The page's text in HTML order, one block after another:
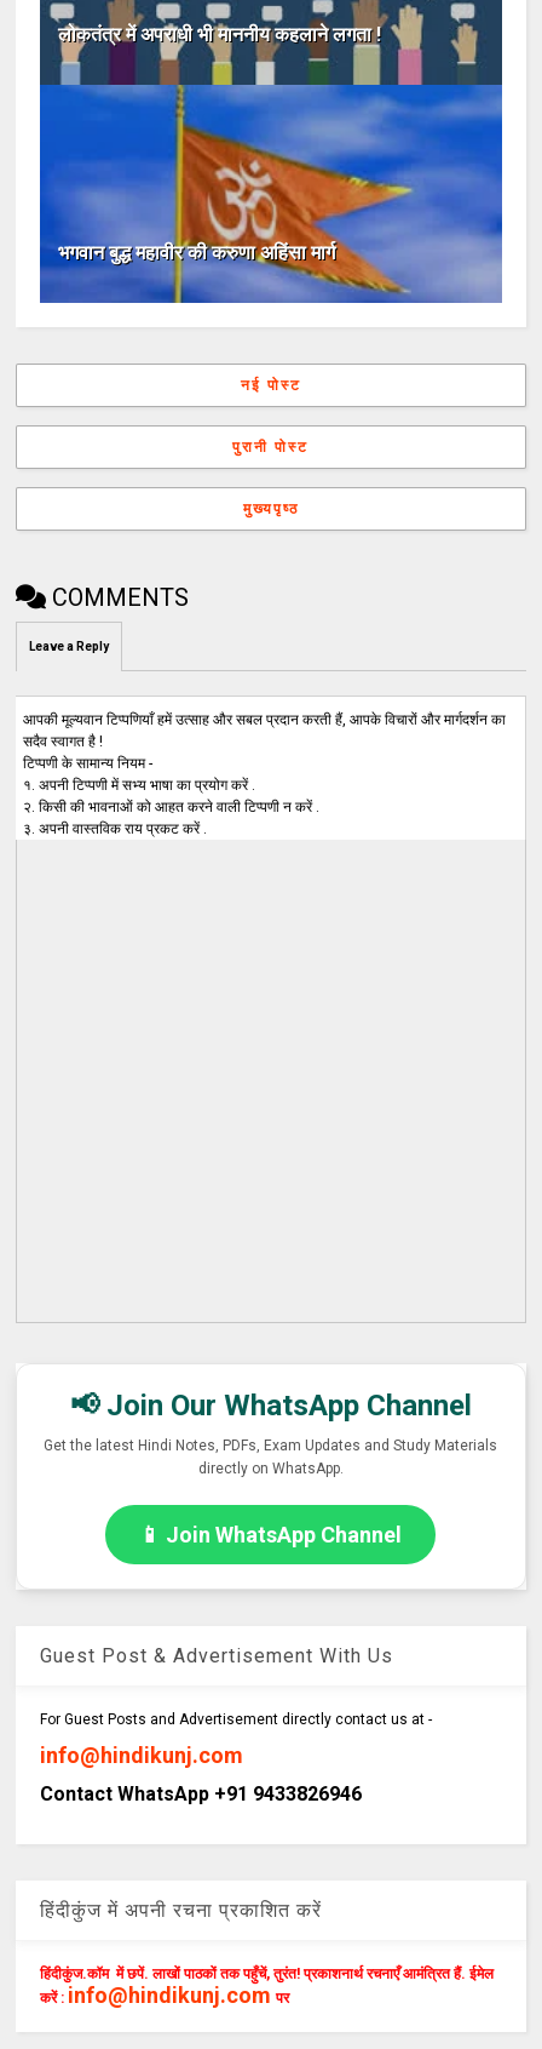
लोकतंत्र में अपराधी भी माननीय कहलाने लगता !
भगवान बुद्ध महावीर की करुणा अहिंसा मार्ग
नई पोस्ट
पुरानी पोस्ट
मुख्यपृष्ठ
COMMENTS
Leave a Reply
आपकी मूल्यवान टिप्पणियाँ हमें उत्साह और सबल प्रदान करती हैं, आपके विचारों और मार्गदर्शन का
सदैव स्वागत है !
टिप्पणी के सामान्य नियम -
१. अपनी टिप्पणी में सभ्य भाषा का प्रयोग करें .
२. किसी की भावनाओं को आहत करने वाली टिप्पणी न करें .
३. अपनी वास्तविक राय प्रकट करें .
📢 Join Our WhatsApp Channel
Get the latest Hindi Notes, PDFs, Exam Updates and Study Materials
directly on WhatsApp.
📱 Join WhatsApp Channel
Guest Post & Advertisement With Us
For Guest Posts and Advertisement directly contact us at -
info@hindikunj.com
Contact WhatsApp +91 9433826946
हिंदीकुंज में अपनी रचना प्रकाशित करें
हिंदीकुंज.कॉम में छपें. लाखों पाठकों तक पहुँचें, तुरंत! प्रकाशनार्थ रचनाएँ आमंत्रित हैं. ईमेल
करें : info@hindikunj.com पर